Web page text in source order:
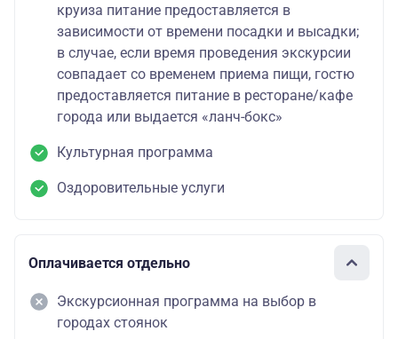
круиза питание предоставляется в
зависимости от времени посадки и высадки;
в случае, если время проведения экскурсии
совпадает со временем приема пищи, гостю
предоставляется питание в ресторане/кафе
города или выдается «ланч-бокс»
Культурная программа
Оздоровительные услуги
Оплачивается отдельно
Экскурсионная программа на выбор в
городах стоянок